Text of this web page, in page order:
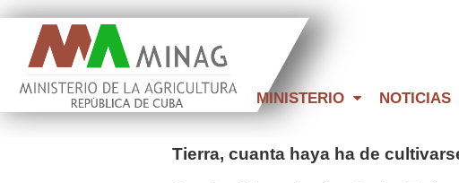
MINISTERIO NOTICIAS
Tierra, cuanta haya ha de